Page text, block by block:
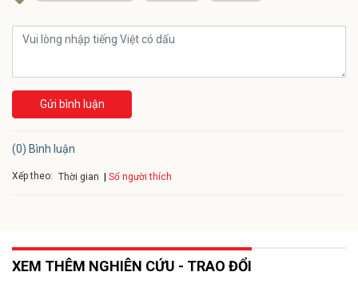
Gửi bình luận
(0) Bình luận
Xếp theo: Thời gian Số người thích
XEM THÊM NGHIÊN CỨU - TRAO ĐỔI